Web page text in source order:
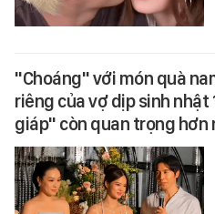
"Choáng" với món quà
riêng của vợ dịp sinh nhật
giáp" còn quan trọng hơn